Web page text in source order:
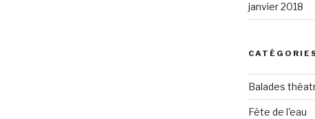
janvier 2018
Balades
Fête de l'eau